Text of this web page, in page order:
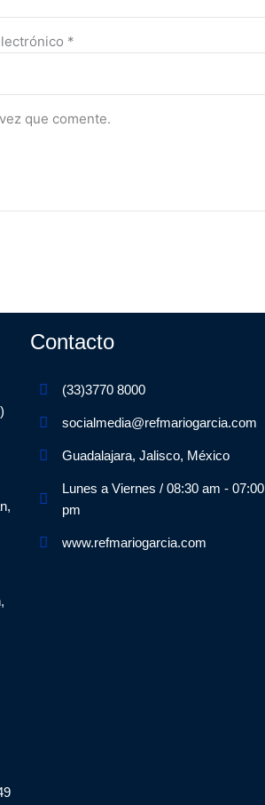
*
que comente.
Contacto
(33)3770 8000
socialmedia@refmariogarcia.com
Guadalajara, Jalisco, México
Lunes a Viernes / 08:30 am - 07:00
pm
www.refmariogarcia.com